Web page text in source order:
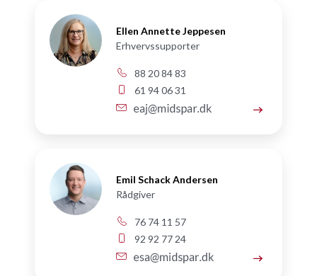
Ellen Annette Jeppesen
Erhvervssupporter
88 20 84 83
61 94 06 31
Emil Schack Andersen
Rådgiver
76 74 11 57
92 92 77 24